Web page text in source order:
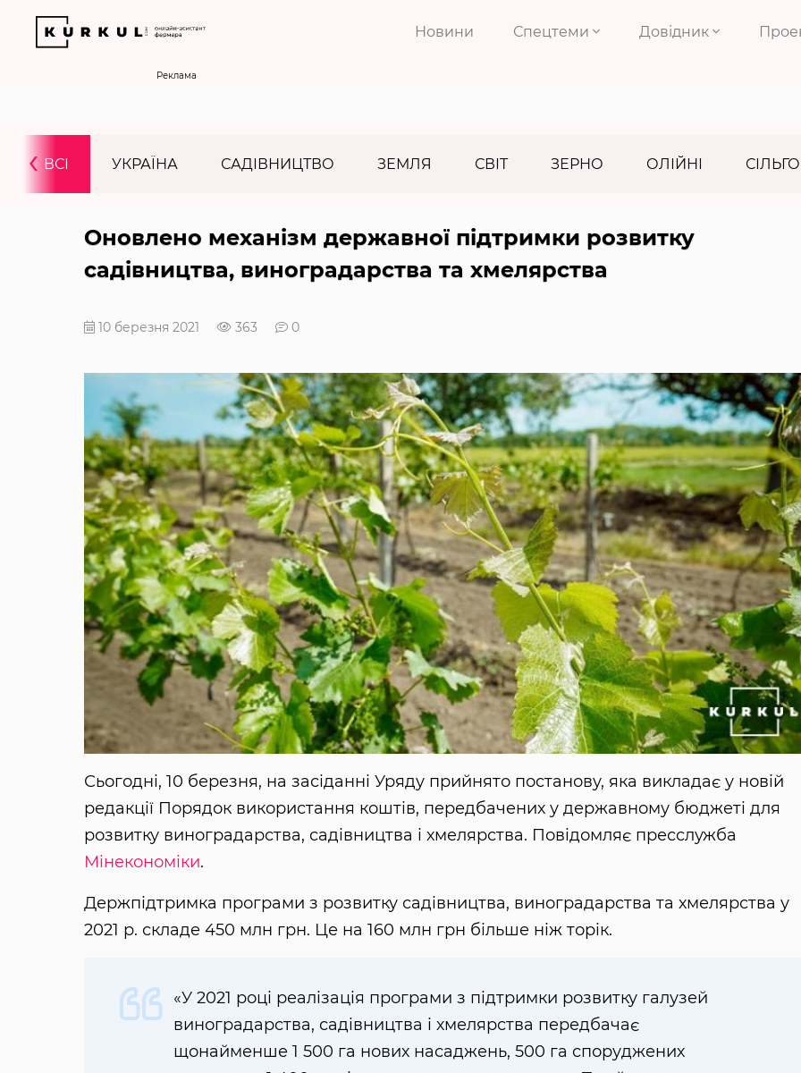
Новини Спецтеми Довідник
Реклама
ВСІ УКРАЇНА САДІВНИЦТВО ЗЕМЛЯ СВІТ ЗЕРНО ОЛІЙНІ
‹
Оновлено механізм державної підтримки розвитку
садівництва, виноградарства та хмелярства
10 березня 2021 363 0
Сьогодні, 10 березня, на засіданні Уряду прийнято постанову, яка викладає у новій
редакції Порядок використання коштів, передбачених у державному бюджеті для
розвитку виноградарства, садівництва і хмелярства. Повідомляє пресслужба
Мінекономіки.
Держпідтримка програми з розвитку садівництва, виноградарства та хмелярства у
2021 р. складе 450 млн грн. Це на 160 млн грн більше ніж торік.
«У 2021 році реалізація програми з підтримки розвитку галузей
виноградарства, садівництва і хмелярства передбачає
щонайменше 1 500 га нових насаджень, 500 га споруджених